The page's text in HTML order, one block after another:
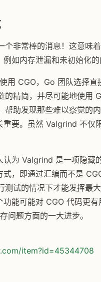
非常棒的消息！这意味
如内存泄漏和未初始化的
用 CGO，Go 团队选择直
精简，并尽可能地使用
助发现那些难以察觉的
要。虽然 Valgrind 不仅
为 Valgrind 是一项隐藏
，即通过汇编而不是
试的情况下才能发挥最
能可能对 CGO 代码更
题方面的一大进步。
item?id=45344708